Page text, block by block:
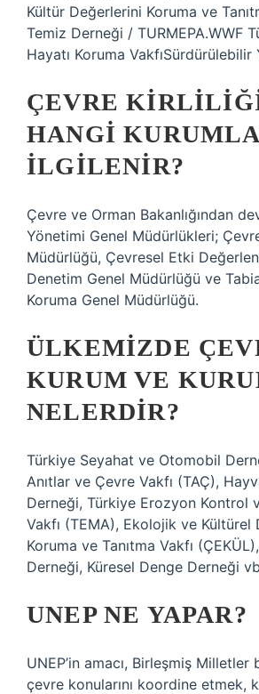
Kültür Değerlerini Koruma ve
Temiz Derneği / TURMEPA.WWF
Hayatı Koruma VakfıSürdürülebilir
ÇEVRE
HANGI
ILGILENIR?
Çevre ve Orman Bakanlığından
Yönetimi Genel Müdürlükleri;
Müdürlüğü, Çevresel Etki
Denetim Genel Müdürlüğü ve
Koruma Genel Müdürlüğü.
ÜLKEMIZDE
KURUM VE
NELERDIR?
Türkiye Seyahat ve Otomobil
Anıtlar ve Çevre Vakfı (TAÇ),
Derneği, Türkiye Erozyon Kontrol
Vakfı (TEMA), Ekolojik ve Kültürel
Koruma ve Tanıtma Vakfı
Derneği, Küresel Denge Derneği
UNEP NE YAPAR?
UNEP’in amacı, Birleşmiş Milletler
çevre konularını koordine etmek,